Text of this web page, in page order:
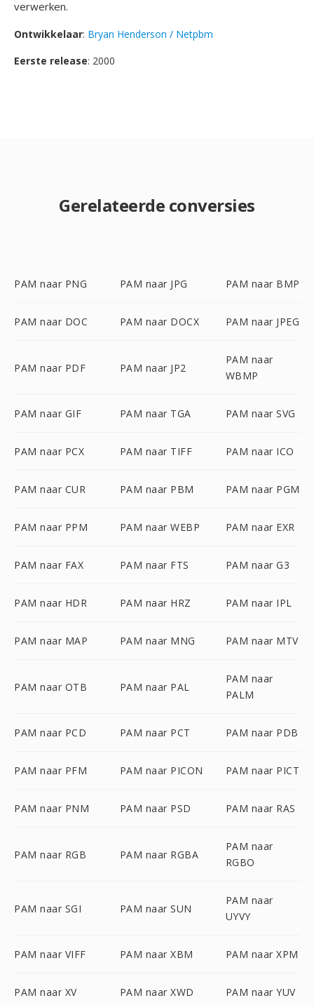
verwerken.
Ontwikkelaar: Bryan Henderson / Netpbm
Eerste release: 2000
Gerelateerde conversies
PAM naar PNG PAM naar JPG PAM naar BMP
PAM naar DOC PAM naar DOCX PAM naar JPEG
PAM naar PDF PAM naar JP2
PAM naar
WBMP
PAM naar GIF PAM naar TGA PAM naar SVG
PAM naar PCX PAM naar TIFF PAM naar ICO
PAM naar CUR PAM naar PBM PAM naar PGM
PAM naar PPM PAM naar WEBP PAM naar EXR
PAM naar FAX PAM naar FTS PAM naar G3
PAM naar HDR PAM naar HRZ PAM naar IPL
PAM naar MAP PAM naar MNG PAM naar MTV
PAM naar OTB PAM naar PAL
PAM naar
PALM
PAM naar PCD PAM naar PCT PAM naar PDB
PAM naar PFM PAM naar PICON PAM naar PICT
PAM naar PNM PAM naar PSD PAM naar RAS
PAM naar RGB PAM naar RGBA
PAM naar
RGBO
PAM naar SGI PAM naar SUN
PAM naar
UYVY
PAM naar VIFF PAM naar XBM PAM naar XPM
PAM naar XV PAM naar XWD PAM naar YUV